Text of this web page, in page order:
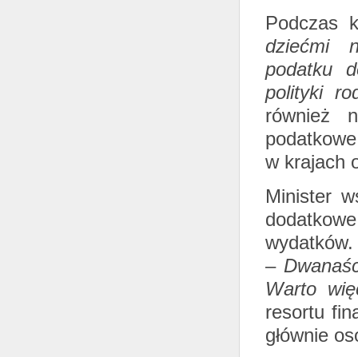
Podczas
dziećmi
podatku
polityki
również
w krajach
Minister
–
Warto
resortu
głównie